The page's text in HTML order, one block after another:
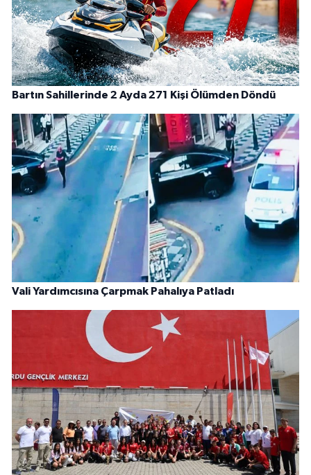
Bartın Sahillerinde 2 Ayda 271 Kişi Ölümden Döndü
Vali Yardımcısına Çarpmak Pahalıya Patladı